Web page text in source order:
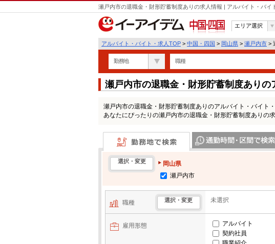
瀬戸内市の退職金・財形貯蓄制度ありの求人情報 | アルバイト・バイ
中国・四国
エリア選択
アルバイト・バイト・求人TOP > 中国・四国 > 岡山県 > 瀬戸内市 >
勤務地 職種
瀬戸内市の退職金・財形貯蓄制度あり
瀬戸内市の退職金・財形貯蓄制度ありのアルバイト・バイト
あなたにぴったりの瀬戸内市の退職金・財形貯蓄制度ありの
勤務地で検索
選択・変更
岡山県
瀬戸内市
職種 選択・変更 未選択
雇用形態 アルバイト
契約社員